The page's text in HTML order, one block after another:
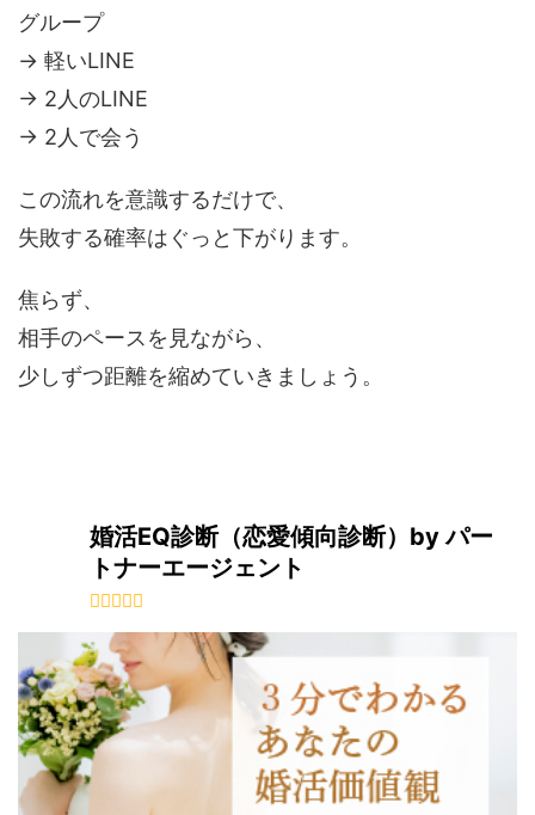
グループ
→ 軽いLINE
→ 2人のLINE
→ 2人で会う
この流れを意識するだけで、
失敗する確率はぐっと下がります。
焦らず、
相手のペースを見ながら、
少しずつ距離を縮めていきましょう。
婚活EQ診断（恋愛傾向診断）by パー
トナーエージェント